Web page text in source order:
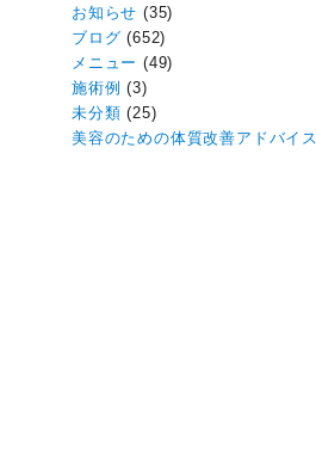
お知らせ (35)
ブログ (652)
メニュー (49)
施術例 (3)
未分類 (25)
美容のための体質改善アドバイス